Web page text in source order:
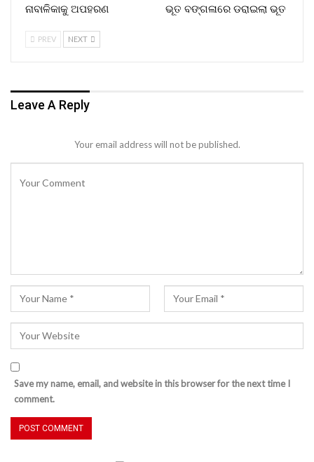
ନାବାଳିକାକୁ ଅପହରଣ ଭୂତ ବଙ୍ଗଳାରେ ଡରାଇଲା ଭୂତ
PREV NEXT
Leave A Reply
Your email address will not be published.
Save my name, email, and website in this browser for the next time I
comment.